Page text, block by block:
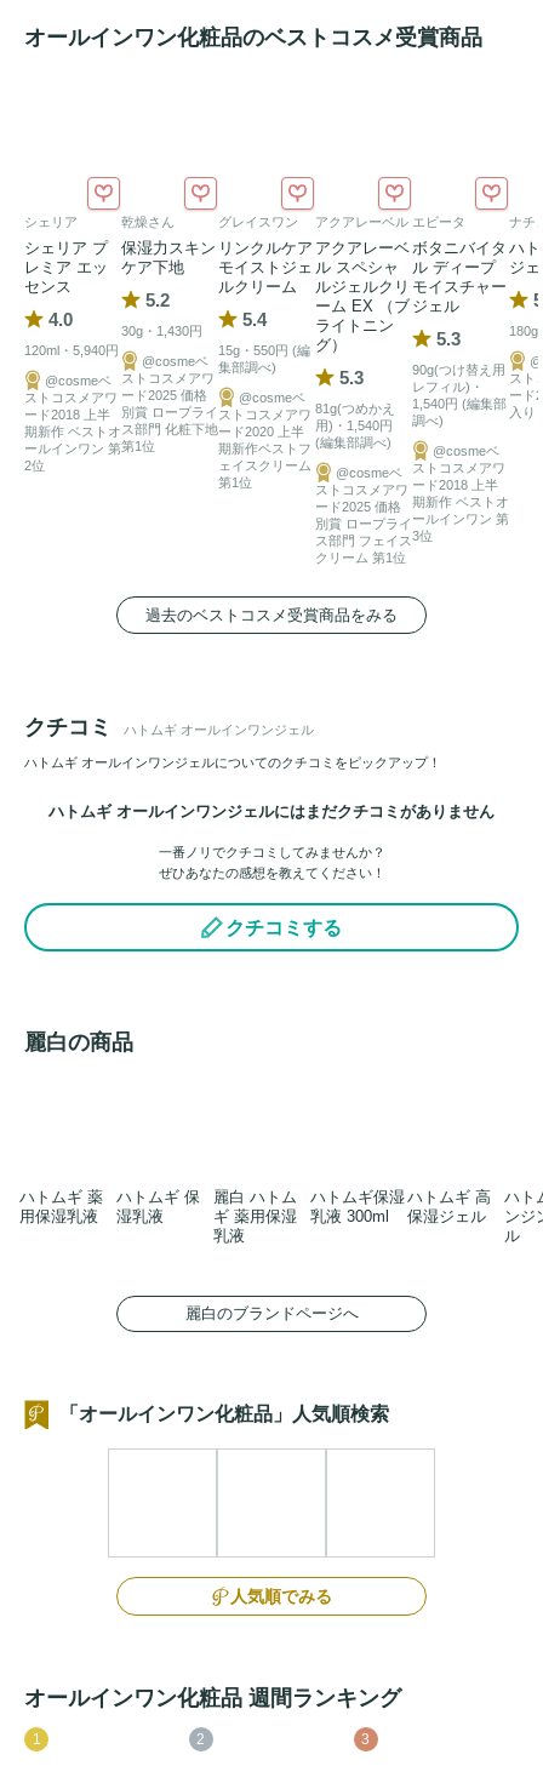
わけではありません。）
オールインワン化粧品のベストコスメ受賞商品
シェリア
シェリア プ
レミア エッ
センス
4.0
120ml・5,940円
@cosmeベ
ストコスメアワ
ード2018 上半
期新作 ベストオ
ールインワン 第
2位
乾燥さん
保湿力スキン
ケア下地
5.2
30g・1,430円
@cosmeベ
ストコスメアワ
ード2025 価格
別賞 ロープライ
ス部門 化粧下地
第1位
グレイスワン
リンクルケア
モイストジェ
ルクリーム
5.4
15g・550円 (編
集部調べ)
@cosmeベ
ストコスメアワ
ード2020 上半
期新作ベストフ
ェイスクリーム
第1位
アクアレーベル
アクアレーベ
ル スペシャ
ルジェルクリ
ーム EX （ブ
ライトニン
グ）
5.3
81g(つめかえ
用)・1,540円
(編集部調べ)
@cosmeベ
ストコスメアワ
ード2025 価格
別賞 ロープライ
ス部門 フェイス
クリーム 第1位
エビータ
ボタニバイタ
ル ディープ
モイスチャー
ジェル
5.3
90g(つけ替え用
レフィル)・
1,540円 (編集部
調べ)
@cosmeベ
ストコスメアワ
ード2018 上半
期新作 ベストオ
ールインワン 第
3位
ナチ
ハ
ジ
180g
スト
ード
入り
過去のベストコスメ受賞商品をみる
クチコミ ハトムギ オールインワンジェル
ハトムギ オールインワンジェルについてのクチコミをピックアップ！
ハトムギ オールインワンジェルにはまだクチコミがありません
一番ノリでクチコミしてみませんか？
ぜひあなたの感想を教えてください！
クチコミする
麗白の商品
ハトムギ 薬
用保湿乳液
ハトムギ 保
湿乳液
麗白 ハトム
ギ 薬用保湿
乳液
ハトムギ保湿
乳液 300ml
ハトムギ 高
保湿ジェル
ハト
ンジ
ル
麗白のブランドページへ
「オールインワン化粧品」人気順検索
人気順でみる
オールインワン化粧品 週間ランキング
1 2 3